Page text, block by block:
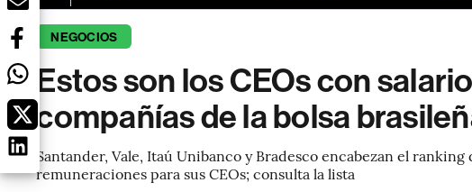
NEGOCIOS
Estos son los CEOs con
compañías de la bolsa
Santander, Vale, Itaú Unibanco y Bradesco encabezan el ranking
remuneraciones para sus CEOs; consulta la lista